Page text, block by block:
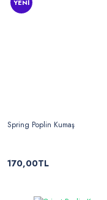
YENİ
Spring Poplin Kumaş
170,00TL